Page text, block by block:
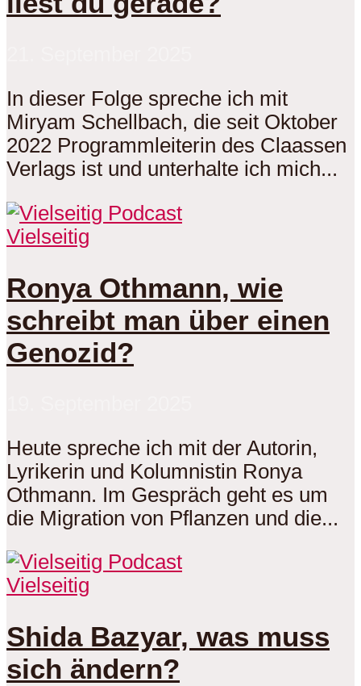
In dieser Folge spreche ich mit
Miryam Schellbach, die seit Oktober
2022 Programmleiterin des Claassen
Verlags ist und unterhalte ich mich...
Vielseitig
Ronya Othmann, wie
schreibt man über einen
Genozid?
Heute spreche ich mit der Autorin,
Lyrikerin und Kolumnistin Ronya
Othmann. Im Gespräch geht es um
die Migration von Pflanzen und die...
Vielseitig
Shida Bazyar, was muss
sich ändern?